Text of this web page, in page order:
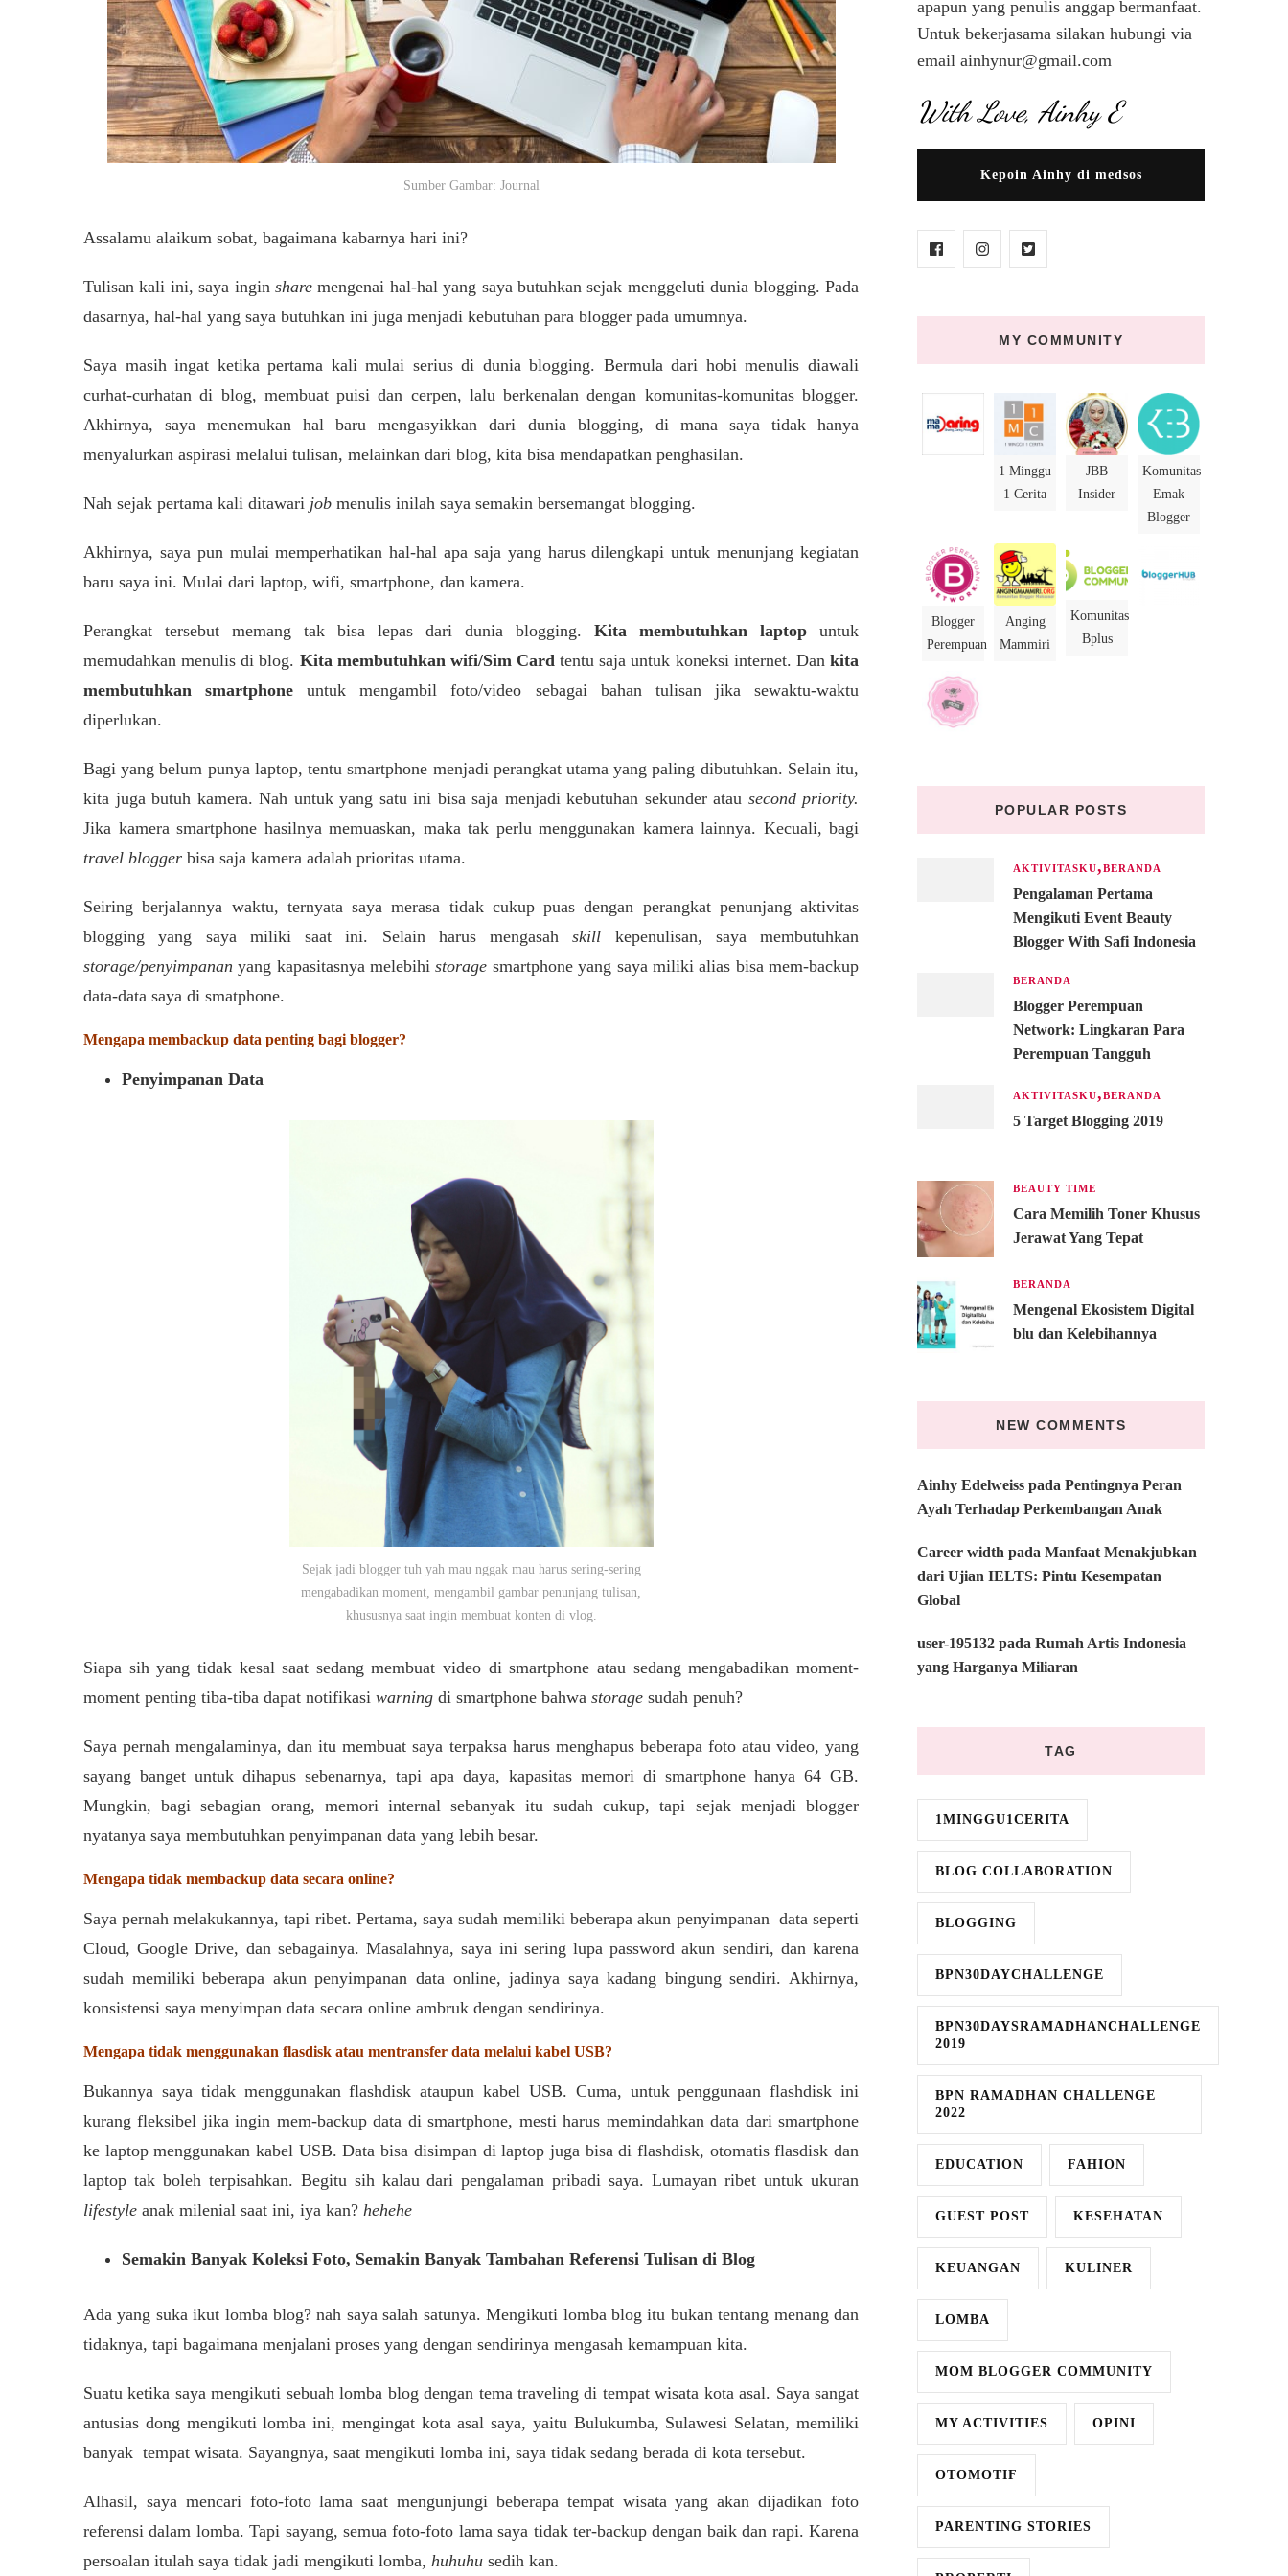
Sumber Gambar: Journal
Assalamu alaikum sobat, bagaimana kabarnya hari ini?
Tulisan kali ini, saya ingin share mengenai hal-hal yang saya butuhkan sejak menggeluti dunia blogging. Pada
dasarnya, hal-hal yang saya butuhkan ini juga menjadi kebutuhan para blogger pada umumnya.
Saya masih ingat ketika pertama kali mulai serius di dunia blogging. Bermula dari hobi menulis diawali
curhat-curhatan di blog, membuat puisi dan cerpen, lalu berkenalan dengan komunitas-komunitas blogger.
Akhirnya, saya menemukan hal baru mengasyikkan dari dunia blogging, di mana saya tidak hanya
menyalurkan aspirasi melalui tulisan, melainkan dari blog, kita bisa mendapatkan penghasilan.
Nah sejak pertama kali ditawari job menulis inilah saya semakin bersemangat blogging.
Akhirnya, saya pun mulai memperhatikan hal-hal apa saja yang harus dilengkapi untuk menunjang kegiatan
baru saya ini. Mulai dari laptop, wifi, smartphone, dan kamera.
Perangkat tersebut memang tak bisa lepas dari dunia blogging. Kita membutuhkan laptop untuk
memudahkan menulis di blog. Kita membutuhkan wifi/Sim Cardtentu saja untuk koneksi internet. Dan kita
membutuhkan smartphone untuk mengambil foto/video sebagai bahan tulisan jika sewaktu-waktu
diperlukan.
Bagi yang belum punya laptop, tentu smartphone menjadi perangkat utama yang paling dibutuhkan. Selain itu,
kita juga butuh kamera. Nah untuk yang satu ini bisa saja menjadi kebutuhan sekunder atau second priority.
Jika kamera smartphone hasilnya memuaskan, maka tak perlu menggunakan kamera lainnya. Kecuali, bagi
travel blogger bisa saja kamera adalah prioritas utama.
Seiring berjalannya waktu, ternyata saya merasa tidak cukup puas dengan perangkat penunjang aktivitas
blogging yang saya miliki saat ini. Selain harus mengasahskill kepenulisan, saya membutuhkan
storage/penyimpanan yang kapasitasnya melebihistorage smartphone yang saya miliki alias bisa mem-backup
data-data saya di smatphone.
Mengapa membackup data penting bagi blogger?
Penyimpanan Data
Sejak jadi blogger tuh yah mau nggak mau harus sering-sering
mengabadikan moment, mengambil gambar penunjang tulisan,
khususnya saat ingin membuat konten di vlog.
Siapa sih yang tidak kesal saat sedang membuat video di smartphone atau sedang mengabadikan moment-
moment penting tiba-tiba dapat notifikasi warning di smartphone bahwa storage sudah penuh?
Saya pernah mengalaminya, dan itu membuat saya terpaksa harus menghapus beberapa foto atau video, yang
sayang banget untuk dihapus sebenarnya, tapi apa daya, kapasitas memori di smartphone hanya 64 GB.
Mungkin, bagi sebagian orang, memori internal sebanyak itu sudah cukup, tapi sejak menjadi blogger
nyatanya saya membutuhkan penyimpanan data yang lebih besar.
Mengapa tidak membackup data secara online?
Saya pernah melakukannya, tapi ribet. Pertama, saya sudah memiliki beberapa akun penyimpanan data seperti
Cloud, Google Drive, dan sebagainya. Masalahnya, saya ini sering lupa password akun sendiri, dan karena
sudah memiliki beberapa akun penyimpanan data online, jadinya saya kadang bingung sendiri. Akhirnya,
konsistensi saya menyimpan data secara online ambruk dengan sendirinya.
Mengapa tidak menggunakan flasdisk atau mentransfer data melalui kabel USB?
Bukannya saya tidak menggunakan flashdisk ataupun kabel USB. Cuma, untuk penggunaan flashdisk ini
kurang fleksibel jika ingin mem-backup data di smartphone, mesti harus memindahkan data dari smartphone
ke laptop menggunakan kabel USB. Data bisa disimpan di laptop juga bisa di flashdisk, otomatis flasdisk dan
laptop tak boleh terpisahkan. Begitu sih kalau dari pengalaman pribadi saya. Lumayan ribet untuk ukuran
lifestyle anak milenial saat ini, iya kan? hehehe
Semakin Banyak Koleksi Foto, Semakin Banyak Tambahan Referensi Tulisan di Blog
Ada yang suka ikut lomba blog? nah saya salah satunya. Mengikuti lomba blog itu bukan tentang menang dan
tidaknya, tapi bagaimana menjalani proses yang dengan sendirinya mengasah kemampuan kita.
Suatu ketika saya mengikuti sebuah lomba blog dengan tema traveling di tempat wisata kota asal. Saya sangat
antusias dong mengikuti lomba ini, mengingat kota asal saya, yaitu Bulukumba, Sulawesi Selatan, memiliki
banyak tempat wisata. Sayangnya, saat mengikuti lomba ini, saya tidak sedang berada di kota tersebut.
Alhasil, saya mencari foto-foto lama saat mengunjungi beberapa tempat wisata yang akan dijadikan foto
referensi dalam lomba. Tapi sayang, semua foto-foto lama saya tidak ter-backup dengan baik dan rapi. Karena
persoalan itulah saya tidak jadi mengikuti lomba, huhuhu sedih kan.
apapun yang penulis anggap bermanfaat.
Untuk bekerjasama silakan hubungi via
email ainhynur@gmail.com
With Love, Ainhy E
Kepoin Ainhy di medsos
MY COMMUNITY
1 Minggu
1 Cerita
JBB
Insider
Komunitas
Emak
Blogger
Blogger
Perempuan
Anging
Mammiri
Komunitas
Bplus
POPULAR POSTS
AKTIVITASKU BERANDA
Pengalaman Pertama
Mengikuti Event Beauty
Blogger With Safi Indonesia
BERANDA
Blogger Perempuan
Network: Lingkaran Para
Perempuan Tangguh
AKTIVITASKU BERANDA
5 Target Blogging 2019
BEAUTY TIME
Cara Memilih Toner Khusus
Jerawat Yang Tepat
BERANDA
Mengenal Ekosistem Digital
blu dan Kelebihannya
NEW COMMENTS
Ainhy Edelweiss pada Pentingnya Peran
Ayah Terhadap Perkembangan Anak
Career width pada Manfaat Menakjubkan
dari Ujian IELTS: Pintu Kesempatan
Global
user-195132 pada Rumah Artis Indonesia
yang Harganya Miliaran
TAG
1MINGGU1CERITA
BLOG COLLABORATION
BLOGGING
BPN30DAYCHALLENGE
BPN30DAYSRAMADHANCHALLENGE
2019
BPN RAMADHAN CHALLENGE
2022
EDUCATION FAHION
GUEST POST KESEHATAN
KEUANGAN KULINER
LOMBA
MOM BLOGGER COMMUNITY
MY ACTIVITIES OPINI
OTOMOTIF
PARENTING STORIES